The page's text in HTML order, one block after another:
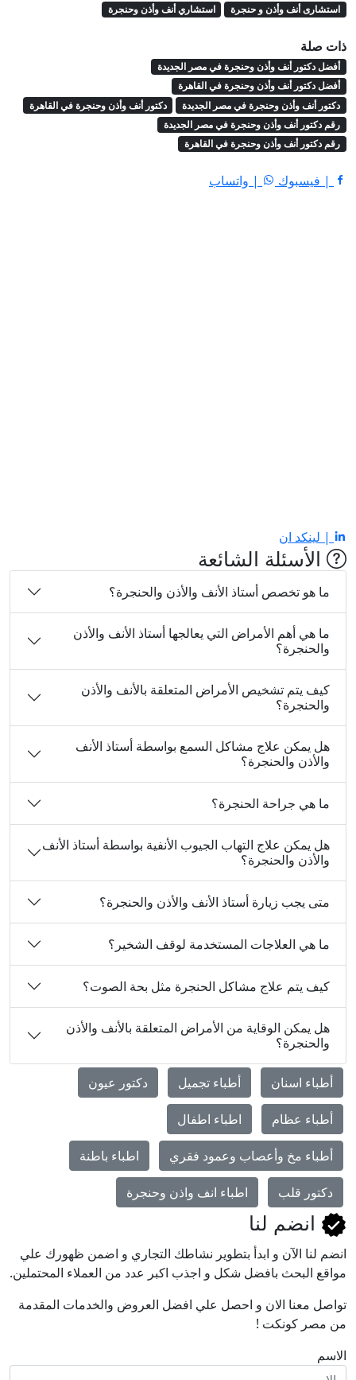
استشارى أنف وأذن و حنجرة استشاري أنف وأذن وحنجرة
ذات صلة
أفضل دكتور أنف وأذن وحنجرة في مصر الجديدة
أفضل دكتور أنف وأذن وحنجرة في القاهرة
دكتور أنف وأذن وحنجرة في مصر الجديدة
دكتور أنف وأذن وحنجرة في القاهرة
رقم دكتور أنف وأذن وحنجرة في مصر الجديدة
رقم دكتور أنف وأذن وحنجرة في القاهرة
| فيسبوك | واتساب
| لينكد ان
الأسئلة الشائعة
ما هو تخصص أستاذ الأنف والأذن والحنجرة؟
ما هي أهم الأمراض التي يعالجها أستاذ الأنف والأذن
والحنجرة؟
كيف يتم تشخيص الأمراض المتعلقة بالأنف والأذن
والحنجرة؟
هل يمكن علاج مشاكل السمع بواسطة أستاذ الأنف
والأذن والحنجرة؟
ما هي جراحة الحنجرة؟
هل يمكن علاج التهاب الجيوب الأنفية بواسطة أستاذ الأنف
والأذن والحنجرة؟
متى يجب زيارة أستاذ الأنف والأذن والحنجرة؟
ما هي العلاجات المستخدمة لوقف الشخير؟
كيف يتم علاج مشاكل الحنجرة مثل بحة الصوت؟
هل يمكن الوقاية من الأمراض المتعلقة بالأنف والأذن
والحنجرة؟
أطباء اسنان أطباء تجميل دكتور عيون
أطباء عظام اطباء اطفال
أطباء مخ وأعصاب وعمود فقري اطباء باطنة
دكتور قلب اطباء انف واذن وحنجرة
انضم لنا
انضم لنا اﻵن و ابدأ بتطوير نشاطك التجاري و اضمن ظهورك علي
مواقع البحث بافضل شكل و اجذب اكبر عدد من العملاء المحتملين.
تواصل معنا الان و احصل علي افضل العروض والخدمات المقدمة
من مصر كونكت !
الاسم